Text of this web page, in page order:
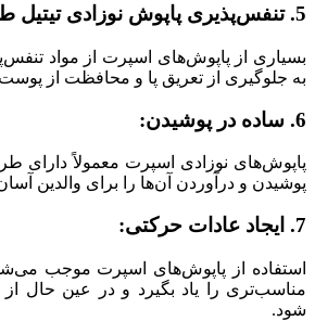
5. تنفس‌پذیری پاپوش نوزادی تیتیل طرح قلب:
بسیاری از پاپوش‌های اسپرت از مواد
به جلوگیری از تعریق پا و محافظت از
6. ساده در پوشیدن:
پاپوش‌های نوزادی اسپرت معمولاً دارای
پوشیدن و درآوردن آن‌ها را برای والدین
7. ایجاد عادات حرکتی:
استفاده از پاپوش‌های اسپرت موجب
مناسب‌تری را یاد بگیرد و در عین حال از
شود.